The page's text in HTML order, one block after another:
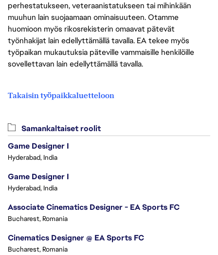
perhestatukseen, veteraanistatukseen tai mihinkään
muuhun lain suojaamaan ominaisuuteen. Otamme
huomioon myös rikosrekisterin omaavat pätevät
työnhakijat lain edellyttämällä tavalla. EA tekee myös
työpaikan mukautuksia päteville vammaisille henkilöille
sovellettavan lain edellyttämällä tavalla.
Takaisin työpaikkaluetteloon
Samankaltaiset roolit
Game Designer I
Hyderabad, India
Game Designer I
Hyderabad, India
Associate Cinematics Designer - EA Sports FC
Bucharest, Romania
Cinematics Designer @ EA Sports FC
Bucharest, Romania